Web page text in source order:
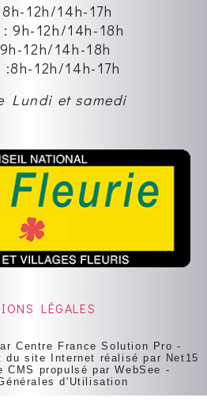
8h-12h/14h-17h
:9h-12h/14h-18h
9h-12h/14h-18h
:8h-12h/14h-17h
Lundi et samedi
LÉGALES
Centre France Solution Pro -
du site Internet réalisé par Net15
propulsé par WebSee -
d'Utilisation